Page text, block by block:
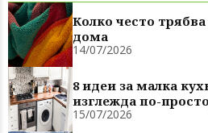
Колко често
дома
14/07/2026
8 идеи за малка
изглежда по-
15/07/2026